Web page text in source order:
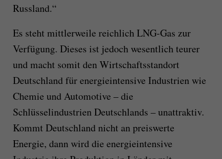
Russland.“
Es steht mittlerweile reichlich LNG-Gas zur
Verfügung. Dieses ist jedoch wesentlich teurer
und macht somit den Wirtschaftsstandort
Deutschland für energieintensive Industrien wie
Chemie und Automotive – die
Schlüsselindustrien Deutschlands – unattraktiv.
Kommt Deutschland nicht an preiswerte
Energie, dann wird die energieintensive